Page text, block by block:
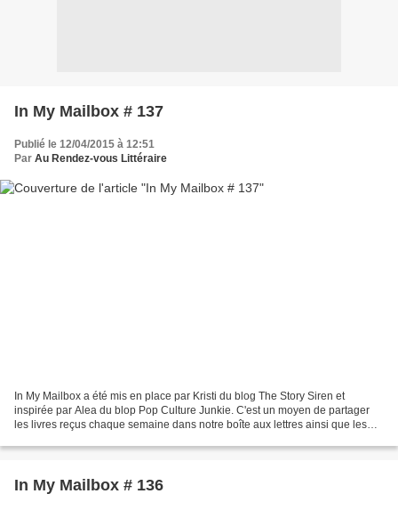
In My Mailbox # 137
Publié le 12/04/2015 à 12:51
Par Au Rendez-vous Littéraire
In My Mailbox a été mis en place par Kristi du blog The Story Siren et
inspirée par Alea du blop Pop Culture Junkie. C'est un moyen de partager
les livres reçus chaque semaine dans notre boîte aux lettres ainsi que les
In My Mailbox # 136